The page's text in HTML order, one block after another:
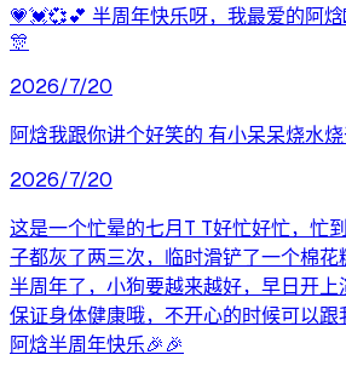
💗💓💞💕 半周年快乐呀，我最爱的阿
🎊
2026/7/20
阿焓我跟你讲个好笑的 有小呆呆烧水
2026/7/20
这是一个忙晕的七月T T好忙好忙，忙
子都灰了两三次，临时滑铲了一个棉
半周年了，小狗要越来越好，早日开上
保证身体健康哦，不开心的时候可以
阿焓半周年快乐🎉🎉